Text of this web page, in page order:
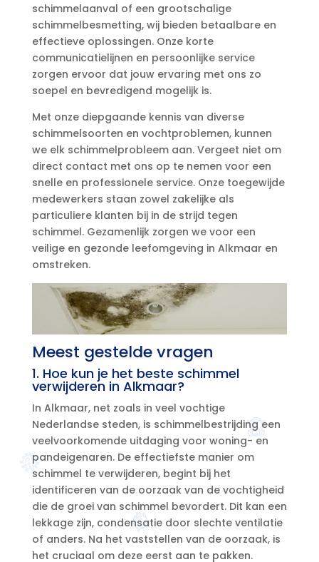
schimmelaanval of een grootschalige
schimmelbesmetting, wij bieden betaalbare en
effectieve oplossingen.​ Onze korte
communicatielijnen en persoonlijke service
zorgen ervoor dat jouw ervaring met ons zo
soepel en bevredigend mogelijk is.​
Met onze diepgaande kennis van diverse
schimmelsoorten en vochtproblemen, kunnen
we elk schimmelprobleem aan.​ Vergeet niet om
direct contact met ons op te nemen voor een
snelle en professionele service.​ Onze toegewijde
medewerkers staan zowel zakelijke als
particuliere klanten bij in de strijd tegen
schimmel.​ Gezamenlijk zorgen we voor een
veilige en gezonde leefomgeving in Alkmaar en
omstreken.​
Meest gestelde vragen
1.​ Hoe kun je het beste schimmel
verwijderen in Alkmaar?
In Alkmaar, net zoals in veel vochtige
Nederlandse steden, is schimmelbestrijding een
veelvoorkomende uitdaging voor woning- en
pandeigenaren.​ De effectiefste manier om
schimmel te verwijderen, begint bij het
identificeren van de oorzaak van de vochtigheid
die de groei van schimmel bevordert.​ Dit kan een
lekkage zijn, condensatie door slechte ventilatie
of anders.​ Na het vaststellen van de oorzaak, is
het cruciaal om deze eerst aan te pakken.​